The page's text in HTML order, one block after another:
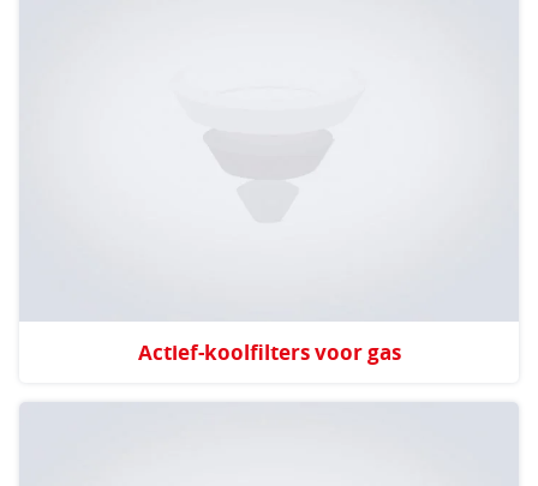
Actief-koolfilters voor gas